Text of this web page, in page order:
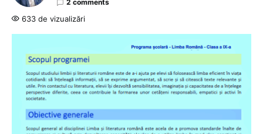
2 comments
633 de vizualizări